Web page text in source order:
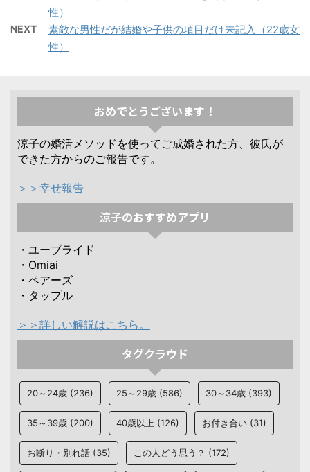
性）
NEXT
素敵な男性だが結婚や子供の項目だけ未記入（22歳女
性）
おめでとうございます！
涼子の婚活メソッドを使ってご成婚された方、彼氏が
できた方からのご報告です。
＞＞幸せ報告
涼子のおすすめアプリ
・ユーブライド
・Omiai
・ペアーズ
・タップル
＞＞詳しい解説はこちら。
タグクラウド
20～24歳 (236) 25～29歳 (586) 30～34歳 (393)
35～39歳 (200) 40歳以上 (126) お付き合い (31)
お断り・別れ話 (35) この人どう思う？ (172)